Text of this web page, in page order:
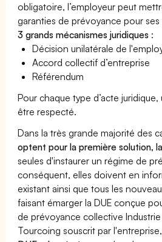
obligatoire, l’employeur peut
garanties de prévoyance pour ses
3 grands mécanismes juridiques :
Décision unilatérale de
Accord collectif d’entreprise
Référendum
Pour chaque type d’acte
être respecté.
Dans la très grande majorité des
optent pour la première solution,
seules d'instaurer un régime de
conséquent, elles doivent en
existant ainsi que tous les
faisant émarger la DUE conçue
de prévoyance collective
Tourcoing souscrit par